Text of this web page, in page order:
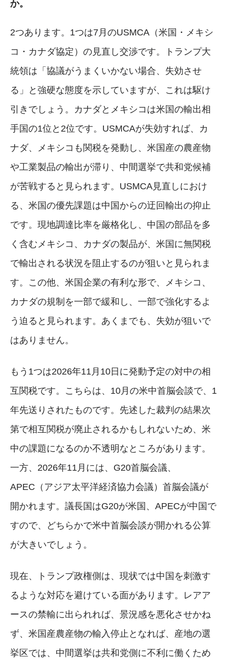
か。
2つあります。1つは7月のUSMCA（米国・メキシ
コ・カナダ協定）の見直し交渉です。トランプ大
統領は「協議がうまくいかない場合、失効させ
る」と強硬な態度を示していますが、これは駆け
引きでしょう。カナダとメキシコは米国の輸出相
手国の1位と2位です。USMCAが失効すれば、カ
ナダ、メキシコも関税を発動し、米国産の農産物
や工業製品の輸出が滞り、中間選挙で共和党候補
が苦戦すると見られます。USMCA見直しにおけ
る、米国の優先課題は中国からの迂回輸出の抑止
です。現地調達比率を厳格化し、中国の部品を多
く含むメキシコ、カナダの製品が、米国に無関税
で輸出される状況を阻止するのが狙いと見られま
す。この他、米国企業の有利な形で、メキシコ、
カナダの規制を一部で緩和し、一部で強化するよ
う迫ると見られます。あくまでも、失効が狙いで
はありません。
もう1つは2026年11月10日に発動予定の対中の相
互関税です。こちらは、10月の米中首脳会談で、1
年先送りされたものです。先述した裁判の結果次
第で相互関税が廃止されるかもしれないため、米
中の課題になるのか不透明なところがあります。
一方、2026年11月には、G20首脳会議、
APEC（アジア太平洋経済協力会議）首脳会議が
開かれます。議長国はG20が米国、APECが中国で
すので、どちらかで米中首脳会談が開かれる公算
が大きいでしょう。
現在、トランプ政権側は、現状では中国を刺激す
るような対応を避けている面があります。レアア
ースの禁輸に出られれば、景況感を悪化させかね
ず、米国産農産物の輸入停止となれば、産地の選
挙区では、中間選挙は共和党側に不利に働くため